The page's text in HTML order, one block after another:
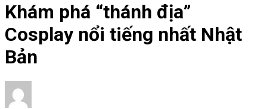
Khám phá “thánh địa”
Cosplay nổi tiếng nhất Nhật
Bản